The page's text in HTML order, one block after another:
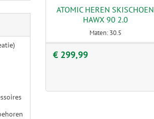
ATOMIC HEREN SKISCHOEN
HAWX 90 2.0
Maten: 30.5
€ 299,99